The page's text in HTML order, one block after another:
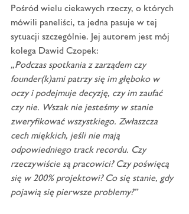
Pośród wielu ciekawych rzeczy, o których
mówili paneliści, ta jedna pasuje w tej
sytuacji szczególnie. Jej autorem jest mój
kolega Dawid Czopek:
„Podczas spotkania z zarządem czy
founder(k)ami patrzy się im głęboko w
oczy i podejmuje decyzję, czy im zaufać
czy nie. Wszak nie jesteśmy w stanie
zweryfikować wszystkiego. Zwłaszcza
cech miękkich, jeśli nie mają
odpowiedniego track recordu. Czy
rzeczywiście są pracowici? Czy poświęcą
się w 200% projektowi? Co się stanie, gdy
pojawią się pierwsze problemy?”